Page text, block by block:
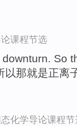
课程节选
downturn. So
以那就是正离
化学导论课程节